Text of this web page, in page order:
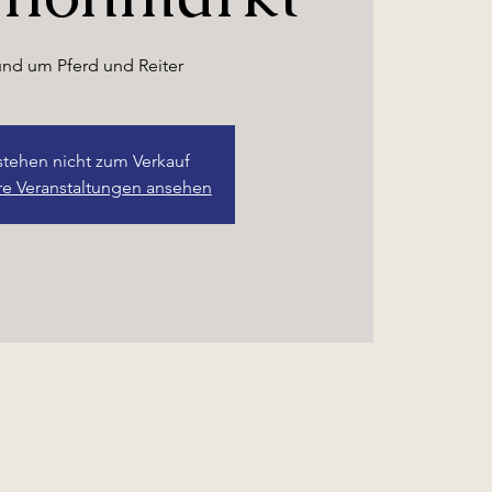
um Pferd und Reiter
nicht zum Verkauf
Veranstaltungen ansehen